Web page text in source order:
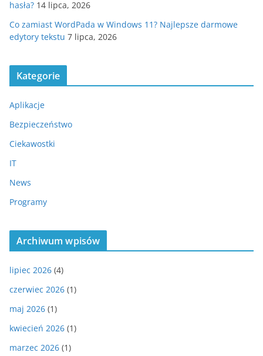
hasła? 14 lipca, 2026
Co zamiast WordPada w Windows 11? Najlepsze darmowe
edytory tekstu 7 lipca, 2026
Kategorie
Aplikacje
Bezpieczeństwo
Ciekawostki
IT
News
Programy
Archiwum wpisów
lipiec 2026 (4)
czerwiec 2026 (1)
maj 2026 (1)
kwiecień 2026 (1)
marzec 2026 (1)